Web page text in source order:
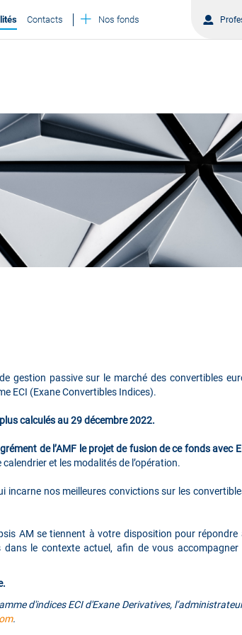
Contacts Nos fonds
gestion passive sur le marché des convertibles
ECI (Exane Convertibles Indices).
calculés au 29 décembre 2022.
de l’AMF le projet de fusion de ce fonds avec
et les modalités de l’opération.
incarne nos meilleures convictions sur les
AM se tiennent à votre disposition pour
le contexte actuel, afin de vous
d'indices ECI d'Exane Derivatives,
.